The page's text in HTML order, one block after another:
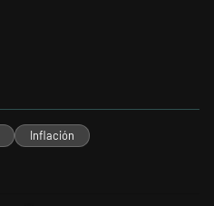
Inflación